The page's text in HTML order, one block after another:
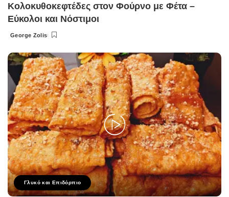
Κολοκυθοκεφτέδες στον Φούρνο με Φέτα –
Εύκολοι και Νόστιμοι
Posted
George Zolis
Γλυκό και Επιδόρπιο